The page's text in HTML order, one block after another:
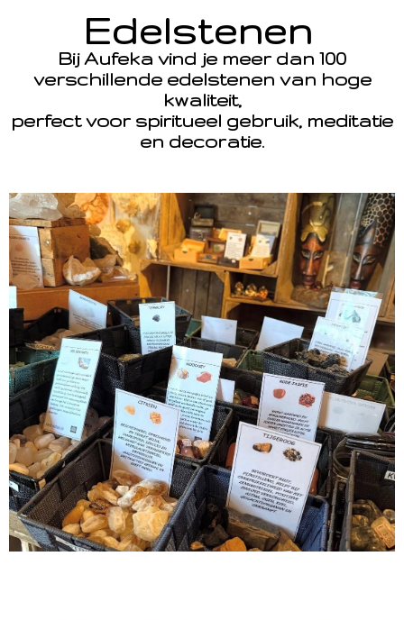
Edelstenen
Bij Aufeka vind je meer dan 100
verschillende edelstenen van hoge
kwaliteit,
perfect voor spiritueel gebruik, meditatie
en decoratie.